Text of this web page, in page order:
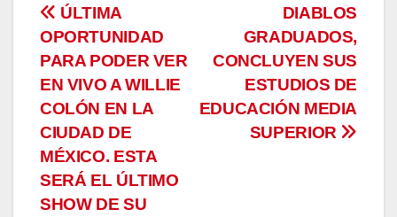
Navegación
de
entradas
DIABLOS
GRADUADOS,
CONCLUYEN SUS
ESTUDIOS DE
EDUCACIÓN MEDIA
SUPERIOR
ÚLTIMA
OPORTUNIDAD
PARA PODER VER
EN VIVO A WILLIE
COLÓN EN LA
CIUDAD DE
MÉXICO. ESTA
SERÁ EL ÚLTIMO
SHOW DE SU